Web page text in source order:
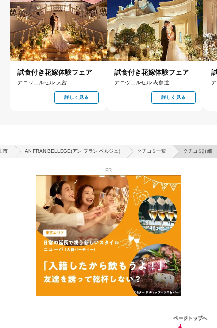
試食付き花嫁体験フェア
アニヴェルセル 大宮
詳しく見る
試食付き花嫁体験フェア
アニヴェルセル 表参道
詳しく見る
市 AN FRAN BELLEGE(アン フラン ベルジュ) クチコミ一覧 クチコミ詳細
PR
ページトップへ